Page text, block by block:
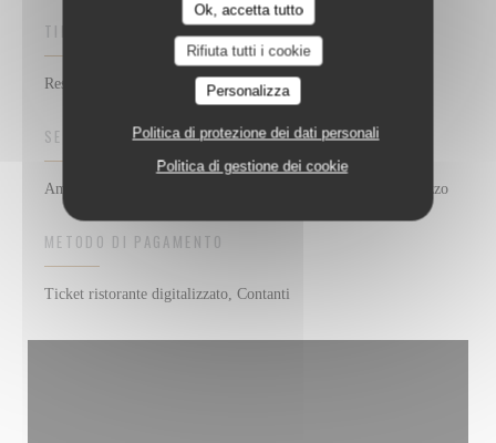
Ok, accetta tutto
Rifiuta tutti i cookie
Personalizza
Politica di protezione dei dati personali
Politica di gestione dei cookie
TIPOLOGIA
Restaurant Italien - Pizzeria
SERVIZI
Ambiente caldo e contemporaneo, Parcheggio gratuito, Terrazzo
METODO DI PAGAMENTO
Ticket ristorante digitalizzato, Contanti